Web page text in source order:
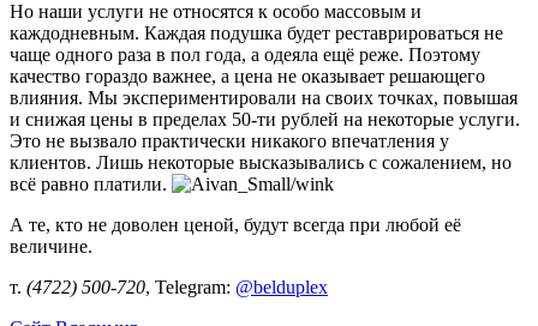
Но наши услуги не относятся к особо массовым и
каждодневным. Каждая подушка будет реставрироваться не
чаще одного раза в пол года, а одеяла ещё реже. Поэтому
качество гораздо важнее, а цена не оказывает решающего
влияния. Мы экспериментировали на своих точках, повышая
и снижая цены в пределах 50-ти рублей на некоторые услуги.
Это не вызвало практически никакого впечатления у
клиентов. Лишь некоторые высказывались с сожалением, но
всё равно платили.
А те, кто не доволен ценой, будут всегда при любой её
величине.
т. (4722) 500-720, Telegram: @belduplex